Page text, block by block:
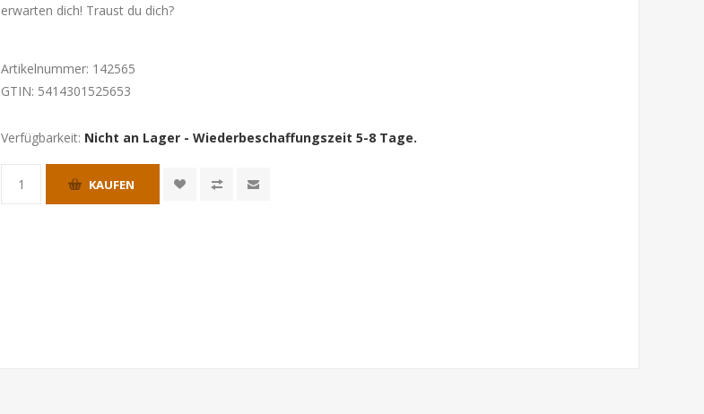
erwarten dich! Traust du dich?
Artikelnummer: 142565
GTIN: 5414301525653
Verfügbarkeit: Nicht an Lager - Wiederbeschaffungszeit 5-8 Tage.
KAUFEN